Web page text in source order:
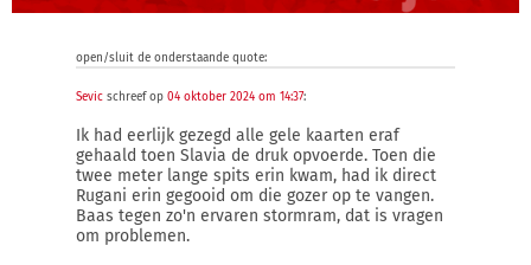
open/sluit de onderstaande quote:
Sevic schreef op 04 oktober 2024 om 14:37:
Ik had eerlijk gezegd alle gele kaarten eraf
gehaald toen Slavia de druk opvoerde. Toen die
twee meter lange spits erin kwam, had ik direct
Rugani erin gegooid om die gozer op te vangen.
Baas tegen zo'n ervaren stormram, dat is vragen
om problemen.